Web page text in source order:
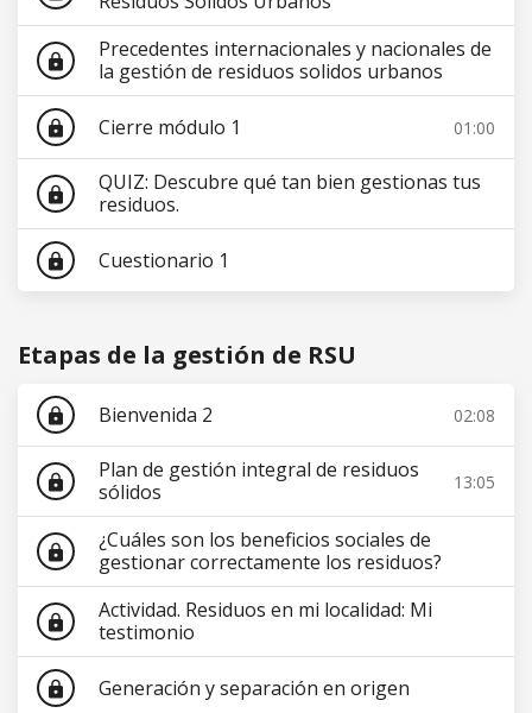
lock
Precedentes internacionales y nacionales de
la gestión de residuos solidos urbanos
lock Cierre módulo 1 01:00
lock
QUIZ: Descubre qué tan bien gestionas tus
residuos.
lock Cuestionario 1
Etapas de la gestión de RSU
lock Bienvenida 2 02:08
lock
Plan de gestión integral de residuos
sólidos
13:05
lock
¿Cuáles son los beneficios sociales de
gestionar correctamente los residuos?
lock
Actividad. Residuos en mi localidad: Mi
testimonio
lock Generación y separación en origen